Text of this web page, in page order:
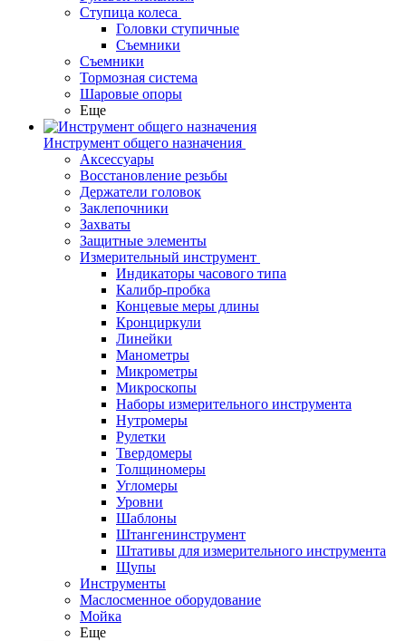
Ступица колеса
Головки ступичные
Съемники
Съемники
Тормозная система
Шаровые опоры
Еще
Инструмент общего назначения
Аксессуары
Восстановление резьбы
Держатели головок
Заклепочники
Захваты
Защитные элементы
Измерительный инструмент
Индикаторы часового типа
Калибр-пробка
Концевые меры длины
Кронциркули
Линейки
Манометры
Микрометры
Микроскопы
Наборы измерительного инструмента
Нутромеры
Рулетки
Твердомеры
Толщиномеры
Угломеры
Уровни
Шаблоны
Штангенинструмент
Штативы для измерительного инструмента
Щупы
Инструменты
Маслосменное оборудование
Мойка
Еще